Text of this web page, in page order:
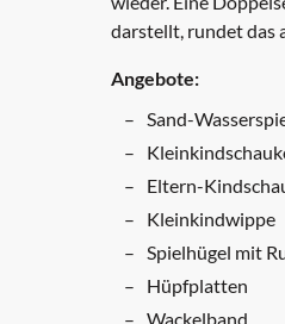
darstellt, rundet das
Angebote:
Sand-
Eltern-
Kleinkindwippe
Spielhügel mit
Hüpfplatten
Wackelband